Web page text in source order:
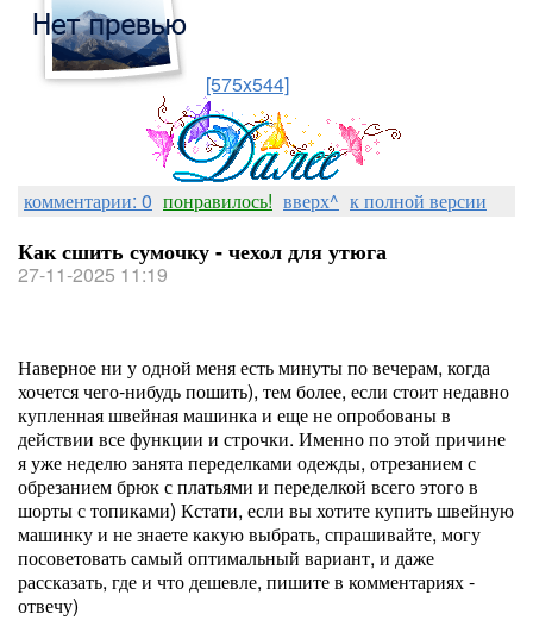
[575x544]
комментарии: 0 понравилось! вверх^ к полной версии
Как сшить сумочку - чехол для утюга
27-11-2025 11:19
Наверное ни у одной меня есть минуты по вечерам, когда
хочется чего-нибудь пошить), тем более, если стоит недавно
купленная швейная машинка и еще не опробованы в
действии все функции и строчки. Именно по этой причине
я уже неделю занята переделками одежды, отрезанием с
обрезанием брюк с платьями и переделкой всего этого в
шорты с топиками) Кстати, если вы хотите купить швейную
машинку и не знаете какую выбрать, спрашивайте, могу
посоветовать самый оптимальный вариант, и даже
рассказать, где и что дешевле, пишите в комментариях -
отвечу)